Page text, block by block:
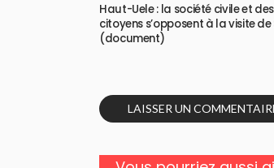
Haut-Uele : la société civile et
citoyens s’opposent à la visite
(document)
LAISSER UN